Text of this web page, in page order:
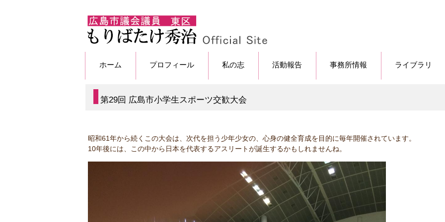
ホーム プロフィール 私の志 活動報告 事務所情報 ライブラリ
第29回 広島市小学生スポーツ交歓大会
昭和61年から続くこの大会は、次代を担う少年少女の、心身の健全育成を目的に毎年開催されています。
10年後には、この中から日本を代表するアスリートが誕生するかもしれませんね。